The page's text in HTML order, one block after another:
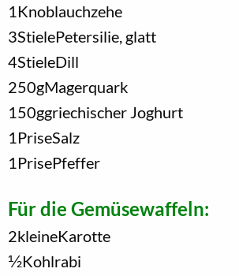
1 Knoblauchzehe
3StielePetersilie, glatt
4StieleDill
250gMagerquark
150ggriechischer Joghurt
1 PriseSalz
1 PrisePfeffer
Für die Gemüsewaffeln:
2kleineKarotte
1/2Kohlrabi